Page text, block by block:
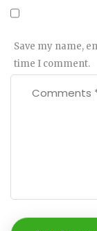
Save my name,
time I comment.